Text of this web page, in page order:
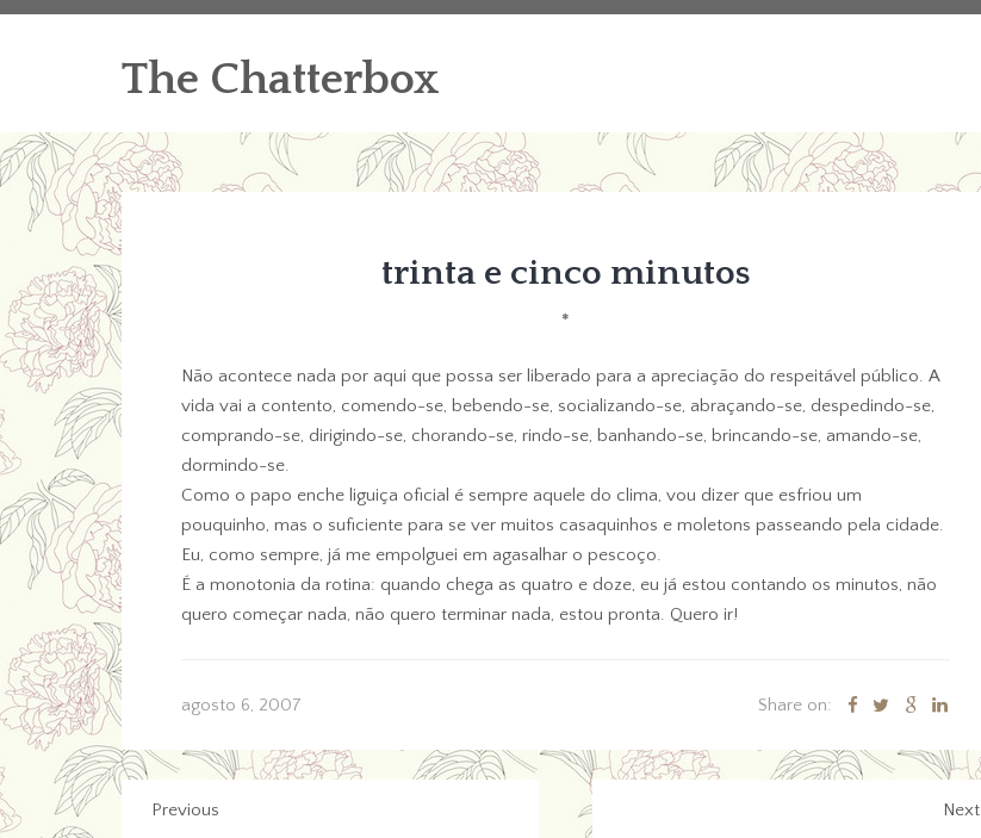
The Chatterbox
trinta e cinco minutos
*
Não acontece nada por aqui que possa ser liberado para a apreciação do respeitável público. A
vida vai a contento, comendo-se, bebendo-se, socializando-se, abraçando-se, despedindo-se,
comprando-se, dirigindo-se, chorando-se, rindo-se, banhando-se, brincando-se, amando-se,
dormindo-se.
Como o papo enche liguiça oficial é sempre aquele do clima, vou dizer que esfriou um
pouquinho, mas o suficiente para se ver muitos casaquinhos e moletons passeando pela cidade.
Eu, como sempre, já me empolguei em agasalhar o pescoço.
É a monotonia da rotina: quando chega as quatro e doze, eu já estou contando os minutos, não
quero começar nada, não quero terminar nada, estou pronta. Quero ir!
agosto 6, 2007 Share on:
Previous
Next